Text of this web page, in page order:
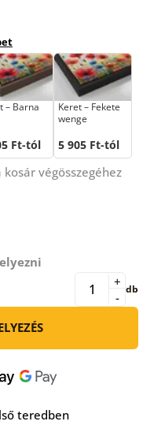
– Barna
Ft-tól
Keret – Fekete
wenge
5 905 Ft-tól
végösszegéhez
-
+ db
teredben